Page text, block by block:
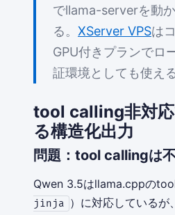
でllama-serverを動
る。 XServer VPSは
GPU付きプランでロ
証環境としても使える
tool calling非対応
る構造化出力
問題：tool callingは
Qwen 3.5はllama.cppの
jinja ）に対応しているが